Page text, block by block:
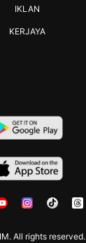
All rights reserved.
IKLAN
KERJAYA